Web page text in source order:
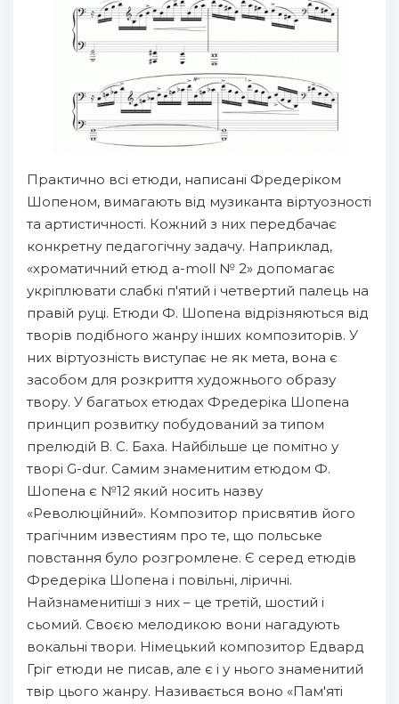
Практично всі етюди, написані Фредеріком
Шопеном, вимагають від музиканта віртуозності
та артистичності. Кожний з них передбачає
конкретну педагогічну задачу. Наприклад,
«хроматичний етюд a-moll № 2» допомагає
укріплювати слабкі п'ятий і четвертий палець на
правій руці. Етюди Ф. Шопена відрізняються від
творів подібного жанру інших композиторів. У
них віртуозність виступає не як мета, вона є
засобом для розкриття художнього образу
твору. У багатьох етюдах Фредеріка Шопена
принцип розвитку побудований за типом
прелюдій В. С. Баха. Найбільше це помітно у
творі G-dur. Самим знаменитим етюдом Ф.
Шопена є №12 який носить назву
«Революційний». Композитор присвятив його
трагічним известиям про те, що польське
повстання було розгромлене. Є серед етюдів
Фредеріка Шопена і повільні, ліричні.
Найзнаменитіші з них – це третій, шостий і
сьомий. Своєю мелодикою вони нагадують
вокальні твори. Німецький композитор Едвард
Гріг етюди не писав, але є і у нього знаменитий
твір цього жанру. Називається воно «Пам'яті